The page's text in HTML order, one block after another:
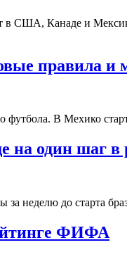
в США, Канаде и
правила и
В Мехико
на один шаг
за неделю до старта
ФИФА